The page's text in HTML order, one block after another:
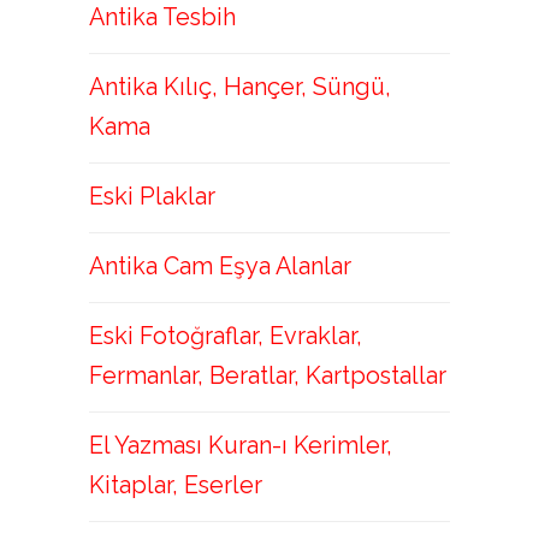
Antika Tesbih
Antika Kılıç, Hançer, Süngü,
Kama
Eski Plaklar
Antika Cam Eşya Alanlar
Eski Fotoğraflar, Evraklar,
Fermanlar, Beratlar, Kartpostallar
El Yazması Kuran-ı Kerimler,
Kitaplar, Eserler